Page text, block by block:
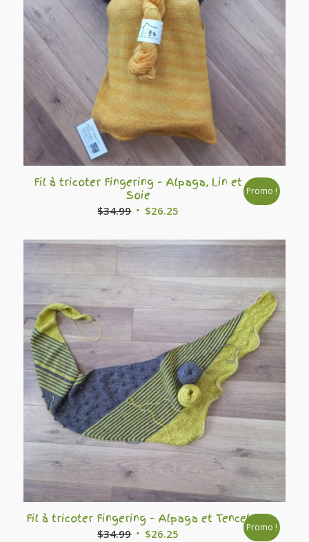
Fil à tricoter Fingering – Alpaga, Lin et
Soie
$34.99 Le
initial
était :
$34.99.
$26.25
actuel
$26.25.
Promo !
Fil à tricoter Fingering – Alpaga et Tencel
$34.99 Le $26.25 Promo !